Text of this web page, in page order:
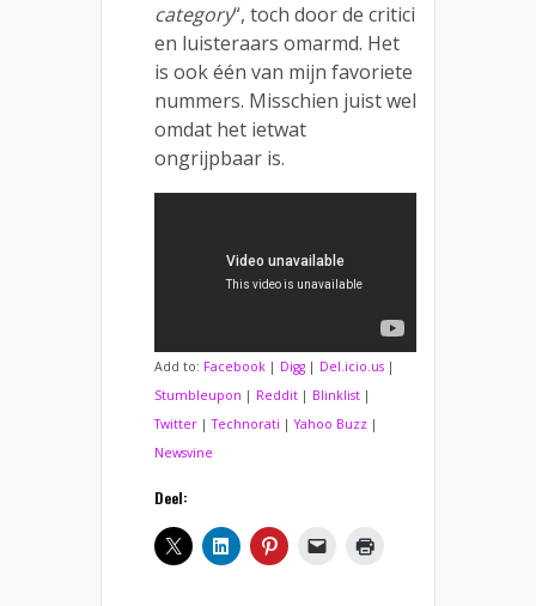
category“, toch door de critici
en luisteraars omarmd. Het
is ook één van mijn favoriete
nummers. Misschien juist wel
omdat het ietwat
ongrijpbaar is.
Add to: Facebook | Digg | Del.icio.us |
Stumbleupon | Reddit | Blinklist |
Twitter |Technorati |Yahoo Buzz |
Newsvine
Deel: